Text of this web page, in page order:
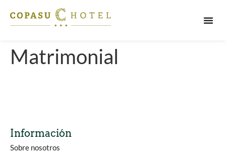
Matrimonial
Información
Sobre nosotros